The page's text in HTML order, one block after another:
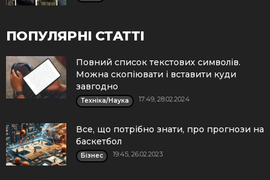
ПОПУЛЯРНІ СТАТТІ
Повний список текстових символів.
Можна скопіювати і вставити куди
завгодно
Техніка/Наука 17:49, 28.02.2024
Все, що потрібно знати, про прогнози на
баскетбол
Бізнес 19:45, 26.02.2023